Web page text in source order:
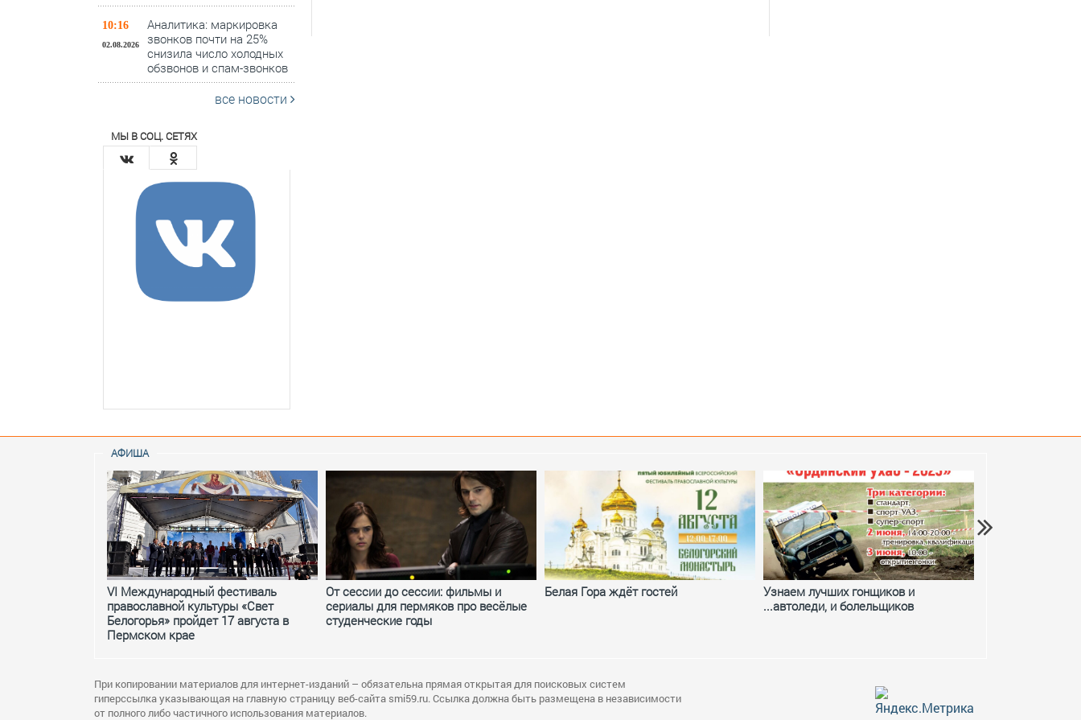
10:16
02.08.2026
Аналитика: маркировка
звонков почти на 25%
снизила число холодных
обзвонов и спам-звонков
все новости
МЫ В СОЦ. СЕТЯХ
АФИША
VI Международный фестиваль
православной культуры «Свет
Белогорья» пройдет 17 августа в
Пермском крае
От сессии до сессии: фильмы и
сериалы для пермяков про весёлые
студенческие годы
Белая Гора ждёт гостей
Узнаем лучших гонщиков и
...автоледи, и болельщиков
При копировании материалов для интернет-изданий – обязательна прямая открытая для поисковых систем
гиперссылка указывающая на главную страницу веб-сайта smi59.ru. Ссылка должна быть размещена в независимости
от полного либо частичного использования материалов.